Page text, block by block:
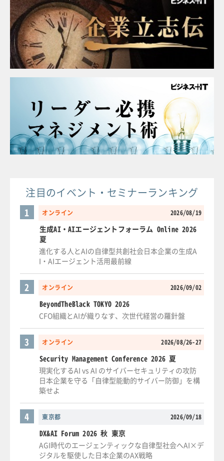
注目のイベント・セミナーランキング
オンライン 2026/08/19
1
生成AI・AIエージェントフォーラム Online 2026
夏
進化する人とAIの自律型共創社会日本企業の生成A
I・AIエージェント活用最前線
オンライン 2026/09/02
2
BeyondTheBlack TOKYO 2026
CFO組織とAIが織りなす、次世代経営の羅針盤
オンライン 2026/08/26-27
3
Security Management Conference 2026 夏
現実化するAI vs AI のサイバーセキュリティの攻防
日本企業を守る「自律型能動的サイバー防御」を構
築せよ
東京都 2026/09/18
4
DX&AI Forum 2026 秋 東京
AGI時代のエージェンティックな自律型社会へAI×デ
ジタルを駆使した日本企業のAX戦略